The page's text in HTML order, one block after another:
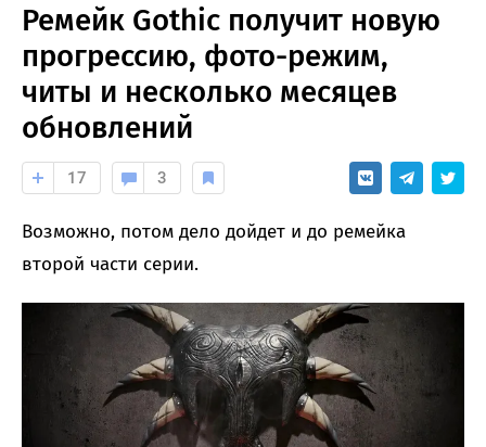
Ремейк Gothic получит новую
прогрессию, фото-режим,
читы и несколько месяцев
обновлений
17 3
Возможно, потом дело дойдет и до ремейка
второй части серии.